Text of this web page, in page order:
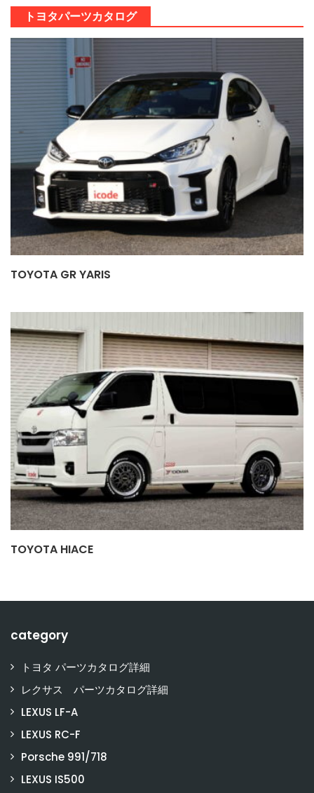
トヨタパーツカタログ
TOYOTA GR YARIS
TOYOTA HIACE
category
トヨタ パーツカタログ詳細
レクサス パーツカタログ詳細
LEXUS LF-A
LEXUS RC-F
Porsche 991/718
LEXUS IS500